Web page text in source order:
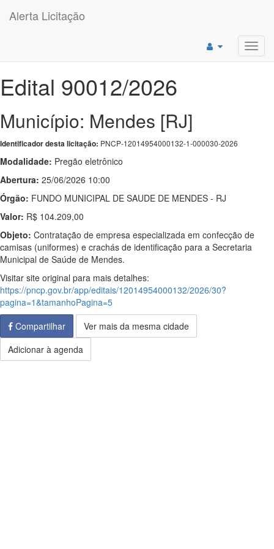
Alerta Licitação
Edital 90012/2026
Município: Mendes [RJ]
Identificador desta licitação: PNCP-12014954000132-1-000030-2026
Modalidade: Pregão eletrônico
Abertura: 25/06/2026 10:00
Órgão: FUNDO MUNICIPAL DE SAUDE DE MENDES - RJ
Valor: R$ 104.209,00
Objeto: Contratação de empresa especializada em confecção de
camisas (uniformes) e crachás de identificação para a Secretaria
Municipal de Saúde de Mendes.
Visitar site original para mais detalhes:
https://pncp.gov.br/app/editais/12014954000132/2026/30?
pagina=1&tamanhoPagina=5
Compartilhar
Ver mais da mesma cidade
Adicionar à agenda